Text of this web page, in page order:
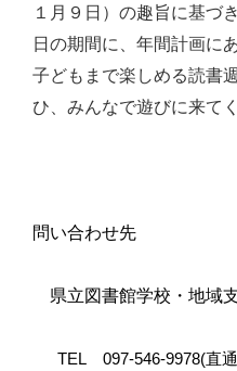
１月９日）の趣旨に基づ
日の期間に、年間計画に
子どもまで楽しめる読書
ひ、みんなで遊びに来て
問い合わせ先
県立図書館学校・地域
TEL 097-546-9978(直通